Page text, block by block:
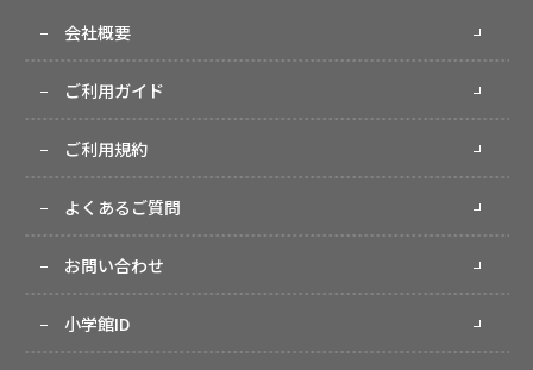
会社概要
ご利用ガイド
ご利用規約
よくあるご質問
お問い合わせ
小学館ID